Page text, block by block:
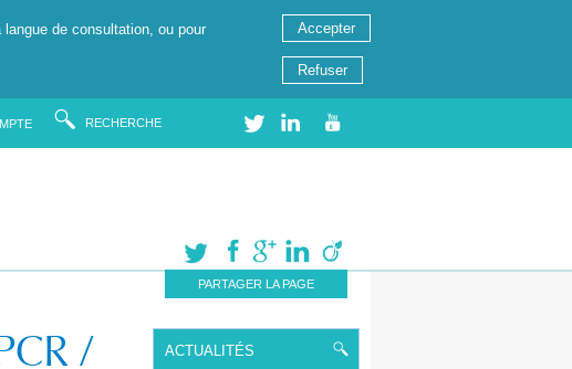
de consultation, ou pour
Accepter
Refuser
RECHERCHE
PARTAGER LA PAGE
/
ACTUALITÉS